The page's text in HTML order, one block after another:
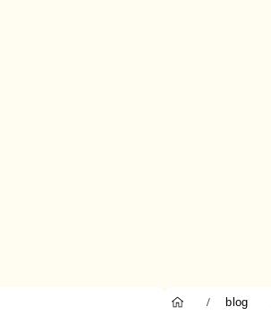
/ blog